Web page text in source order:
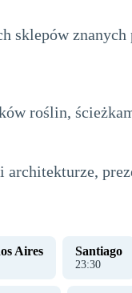
sklepów
roślin,
Aires Santiago
23:31